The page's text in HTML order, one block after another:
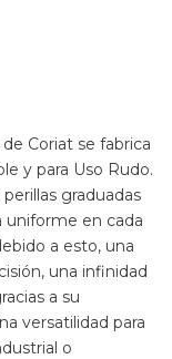
Coriat se fabrica
y para Uso Rudo.
graduadas
en cada
a esto, una
una infinidad
a su
versatilidad para
o